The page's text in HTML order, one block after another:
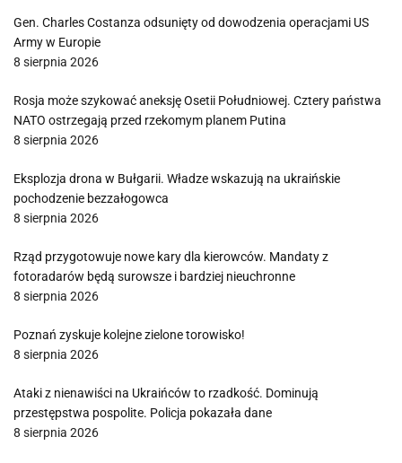
Gen. Charles Costanza odsunięty od dowodzenia operacjami US
Army w Europie
8 sierpnia 2026
Rosja może szykować aneksję Osetii Południowej. Cztery państwa
NATO ostrzegają przed rzekomym planem Putina
8 sierpnia 2026
Eksplozja drona w Bułgarii. Władze wskazują na ukraińskie
pochodzenie bezzałogowca
8 sierpnia 2026
Rząd przygotowuje nowe kary dla kierowców. Mandaty z
fotoradarów będą surowsze i bardziej nieuchronne
8 sierpnia 2026
Poznań zyskuje kolejne zielone torowisko!
8 sierpnia 2026
Ataki z nienawiści na Ukraińców to rzadkość. Dominują
przestępstwa pospolite. Policja pokazała dane
8 sierpnia 2026